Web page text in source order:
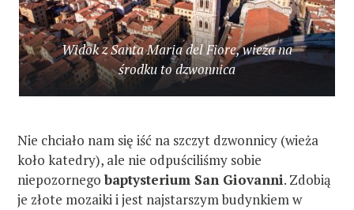
Widok z Santa Maria del Fiore, wieża na
środku to dzwonnica
Nie chciało nam się iść na szczyt dzwonnicy (wieża
koło katedry), ale nie odpuściliśmy sobie
niepozornegobaptysterium San Giovanni. Zdobią
je złote mozaiki i jest najstarszym budynkiem w